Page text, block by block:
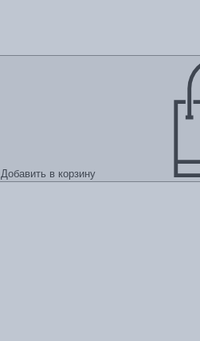
Добавить в корзину